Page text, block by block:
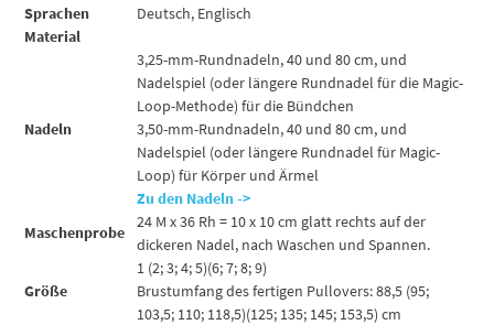
Sprachen
Deutsch, Englisch
Material
Nadeln
3,25-mm-Rundnadeln, 40 und 80 cm, und
Nadelspiel (oder längere Rundnadel für die Magic-
Loop-Methode) für die Bündchen
3,50-mm-Rundnadeln, 40 und 80 cm, und
Nadelspiel (oder längere Rundnadel für Magic-
Loop) für Körper und Ärmel
Zu den Nadeln ->
Maschenprobe
24 M x 36 Rh = 10 x 10 cm glatt rechts auf der
dickeren Nadel, nach Waschen und Spannen.
Größe
1 (2; 3; 4; 5)(6; 7; 8; 9)
Brustumfang des fertigen Pullovers: 88,5 (95;
103,5; 110; 118,5)(125; 135; 145; 153,5) cm